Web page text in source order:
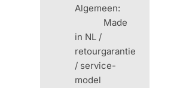
Algemeen:
Made
in NL /
retourgarantie
/ service-
model